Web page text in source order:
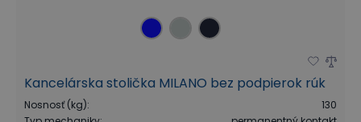
Kancelárska stolička MILANO bez podpierok rúk
Nosnosť (kg):
130